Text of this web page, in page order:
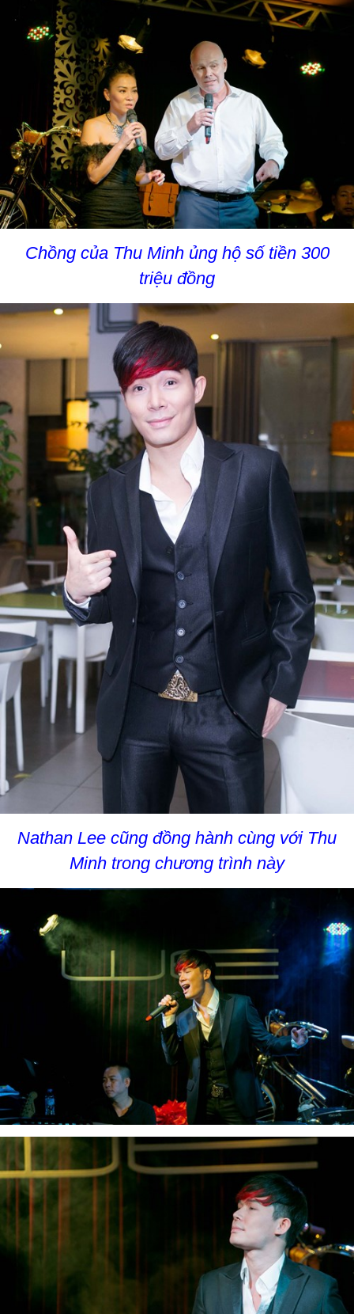
Chồng của Thu Minh ủng hộ số tiền 300
triệu đồng
Nathan Lee cũng đồng hành cùng với Thu
Minh trong chương trình này